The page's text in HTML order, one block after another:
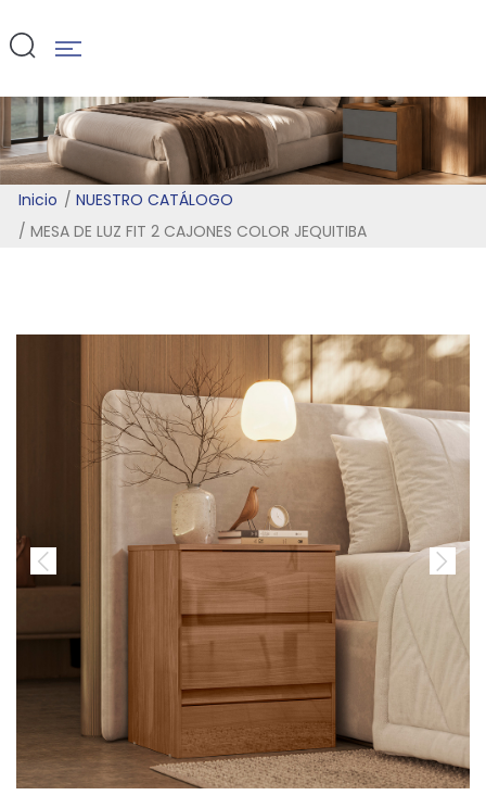
JEQUITIBA
Inicio
NUESTRO CATÁLOGO
MESA DE LUZ FIT 2 CAJONES COLOR JEQUITIBA